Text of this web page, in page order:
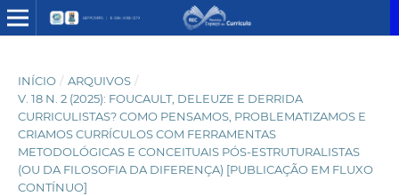
INÍCIO / ARQUIVOS /
V. 18 N. 2 (2025): FOUCAULT, DELEUZE E DERRIDA
CURRICULISTAS? COMO PENSAMOS, PROBLEMATIZAMOS E
CRIAMOS CURRÍCULOS COM FERRAMENTAS
METODOLÓGICAS E CONCEITUAIS PÓS-ESTRUTURALISTAS
(OU DA FILOSOFIA DA DIFERENÇA) [PUBLICAÇÃO EM FLUXO
CONTÍNUO]